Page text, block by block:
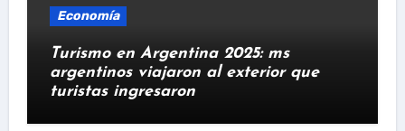
Economía
Turismo en Argentina 2025: ms
argentinos viajaron al exterior que
turistas ingresaron